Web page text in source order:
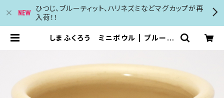
ひつじ、ブルーティット、ハリネズミなどマグカップが再
入荷！！
しまふくろう ミニボウル | ブルーベ